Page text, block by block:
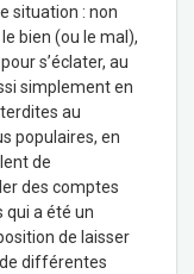
situation : non
bien (ou le mal),
s’éclater, au
simplement en
au
populaires, en
de
des comptes
qui a été un
de laisser
de différentes